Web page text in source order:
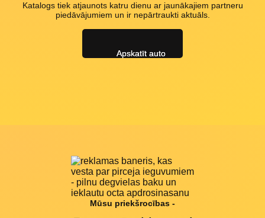
Katalogs tiek atjaunots katru dienu ar jaunākajiem partneru
piedāvājumiem un ir nepārtraukti aktuāls.
Mūsu priekšrocības -